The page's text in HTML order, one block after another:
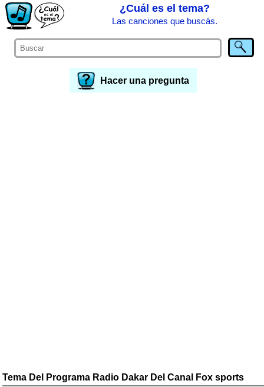
¿Cuál es el tema?
Las canciones que buscás.
Hacer una pregunta
Tema Del Programa Radio Dakar Del Canal Fox sports